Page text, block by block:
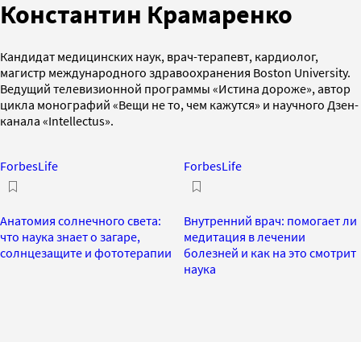
Константин Крамаренко
Кандидат медицинских наук, врач-терапевт, кардиолог,
магистр международного здравоохранения Boston University.
Ведущий телевизионной программы «Истина дороже», автор
цикла монографий «Вещи не то, чем кажутся» и научного Дзен-
канала «Intellectus».
ForbesLife
Анатомия солнечного света:
что наука знает о загаре,
солнцезащите и фототерапии
ForbesLife
Внутренний врач: помогает ли
медитация в лечении
болезней и как на это смотрит
наука